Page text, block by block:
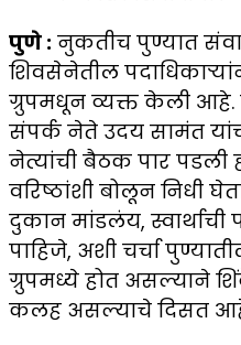
पुणे : नुकतीच पुण्यात
शिवसेनेतील
ग्रुपमधून व्यक्त केली आहे.
संपर्क नेते उदय सामंत
नेत्यांची बैठक पार पडली
वरिष्ठांशी बोलून निधी
दुकान मांडलंय,
पाहिजे, अशी चर्चा
ग्रुपमध्ये होत असल्याने
कलह असल्याचे दिसत